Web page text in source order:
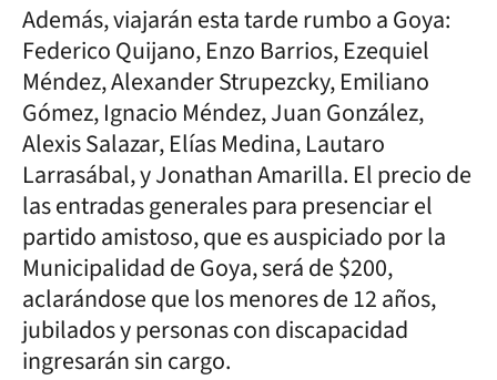
Además, viajarán esta tarde rumbo a Goya:
Federico Quijano, Enzo Barrios, Ezequiel
Méndez, Alexander Strupezcky, Emiliano
Gómez, Ignacio Méndez, Juan González,
Alexis Salazar, Elías Medina, Lautaro
Larrasábal, y Jonathan Amarilla. El precio de
las entradas generales para presenciar el
partido amistoso, que es auspiciado por la
Municipalidad de Goya, será de $200,
aclarándose que los menores de 12 años,
jubilados y personas con discapacidad
ingresarán sin cargo.